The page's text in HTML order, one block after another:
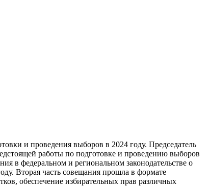
и проведения выборов в 2024 году. Председатель
работы по подготовке и проведению выборов
в федеральном и региональном законодательстве о
Вторая часть совещания прошла в формате
обеспечение избирательных прав различных